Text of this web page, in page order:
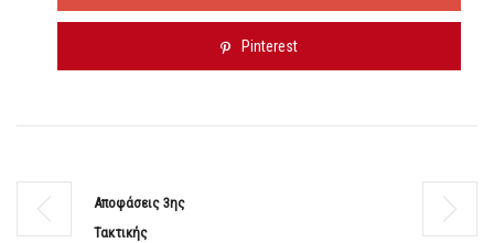
Pinterest
Αποφάσεις 3ης
Τακτικής